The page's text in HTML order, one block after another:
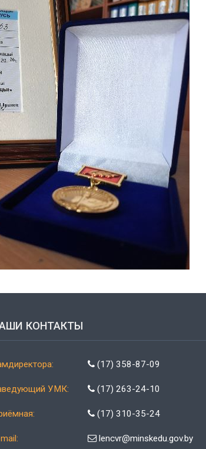
КОНТАКТЫ
(17) 358-87-09
УМК: (17) 263-24-10
(17) 310-35-24
lencvr@minskedu.gov.by